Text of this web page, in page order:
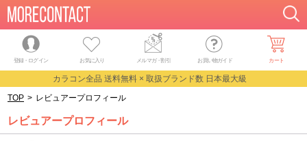
登録・ログイン お気に入り メルマガ・割引 お買い物ガイド カート
カラコン全品 送料無料 × 取扱ブランド数 日本最大級
TOP > レビュアープロフィール
レビュアープロフィール